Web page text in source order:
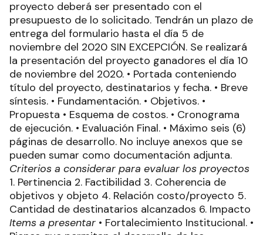
proyecto deberá ser presentado con el
presupuesto de lo solicitado. Tendrán un plazo de
entrega del formulario hasta el día 5 de
noviembre del 2020 SIN EXCEPCIÓN. Se realizará
la presentación del proyecto ganadores el día 10
de noviembre del 2020. • Portada conteniendo
título del proyecto, destinatarios y fecha. • Breve
síntesis. • Fundamentación. • Objetivos. •
Propuesta • Esquema de costos. • Cronograma
de ejecución. • Evaluación Final. • Máximo seis (6)
páginas de desarrollo. No incluye anexos que se
pueden sumar como documentación adjunta.
Criterios a considerar para evaluar los proyectos
1. Pertinencia 2. Factibilidad 3. Coherencia de
objetivos y objeto 4. Relación costo/proyecto 5.
Cantidad de destinatarios alcanzados 6. Impacto
Items a presentar • Fortalecimiento Institucional. •